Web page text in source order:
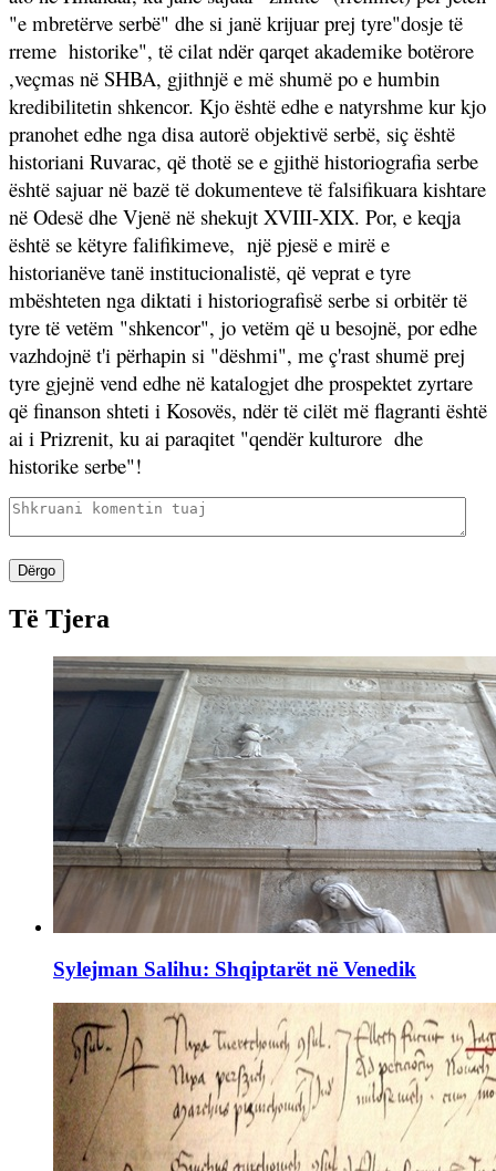
"e mbretërve serbë" dhe si janë krijuar prej tyre"dosje të
rreme historike", të cilat ndër qarqet akademike botërore
,veçmas në SHBA, gjithnjë e më shumë po e humbin
kredibilitetin shkencor. Kjo është edhe e natyrshme kur kjo
pranohet edhe nga disa autorë objektivë serbë, siç është
historiani Ruvarac, që thotë se e gjithë historiografia serbe
është sajuar në bazë të dokumenteve të falsifikuara kishtare
në Odesë dhe Vjenë në shekujt XVIII-XIX. Por, e keqja
është se këtyre falifikimeve, një pjesë e mirë e
historianëve tanë institucionalistë, që veprat e tyre
mbështeten nga diktati i historiografisë serbe si orbitër të
tyre të vetëm "shkencor", jo vetëm që u besojnë, por edhe
vazhdojnë t'i përhapin si "dëshmi", me ç'rast shumë prej
tyre gjejnë vend edhe në katalogjet dhe prospektet zyrtare
që finanson shteti i Kosovës, ndër të cilët më flagranti është
ai i Prizrenit, ku ai paraqitet "qendër kulturore dhe
historike serbe"!
Dërgo
Të Tjera
Sylejman Salihu: Shqiptarët në Venedik